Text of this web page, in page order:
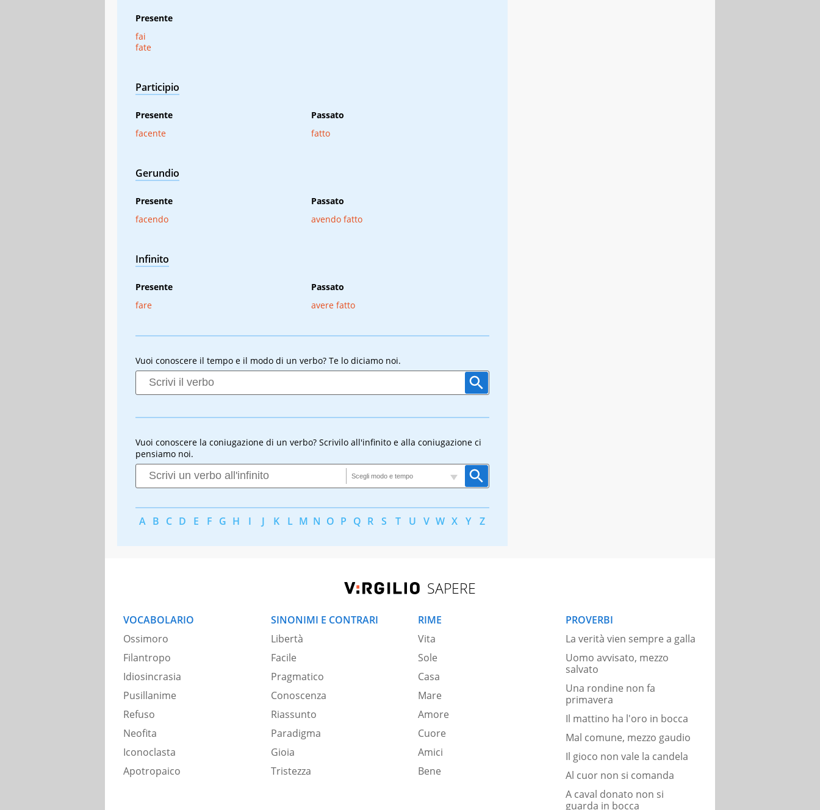
Presente
fai
fate
Participio
Presente
facente
Passato
fatto
Gerundio
Presente
facendo
Passato
avendo fatto
Infinito
Presente
fare
Passato
avere fatto
Vuoi conoscere il tempo e il modo di un verbo? Te lo diciamo noi.
Vuoi conoscere la coniugazione di un verbo? Scrivilo all'infinito e alla coniugazione ci
pensiamo noi.
A B C D E F G H I J K L M N O P Q R S T U V W X Y Z
SAPERE
VOCABOLARIO
Ossimoro
Filantropo
Idiosincrasia
Pusillanime
Refuso
Neofita
Iconoclasta
Apotropaico
SINONIMI E CONTRARI
Libertà
Facile
Pragmatico
Conoscenza
Riassunto
Paradigma
Gioia
Tristezza
RIME
Vita
Sole
Casa
Mare
Amore
Cuore
Amici
Bene
PROVERBI
La verità vien sempre a galla
Uomo avvisato, mezzo
salvato
Una rondine non fa
primavera
Il mattino ha l'oro in bocca
Mal comune, mezzo gaudio
Il gioco non vale la candela
Al cuor non si comanda
A caval donato non si
guarda in bocca